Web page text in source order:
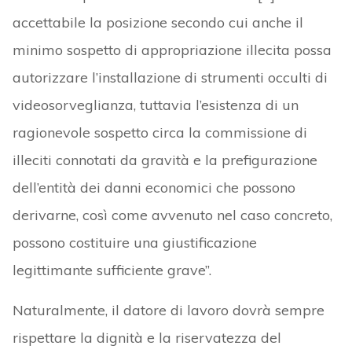
accettabile la posizione secondo cui anche il
minimo sospetto di appropriazione illecita possa
autorizzare l’installazione di strumenti occulti di
videosorveglianza, tuttavia l’esistenza di un
ragionevole sospetto circa la commissione di
illeciti connotati da gravità e la prefigurazione
dell’entità dei danni economici che possono
derivarne, così come avvenuto nel caso concreto,
possono costituire una giustificazione
legittimante sufficiente grave”.
Naturalmente, il datore di lavoro dovrà sempre
rispettare la dignità e la riservatezza del